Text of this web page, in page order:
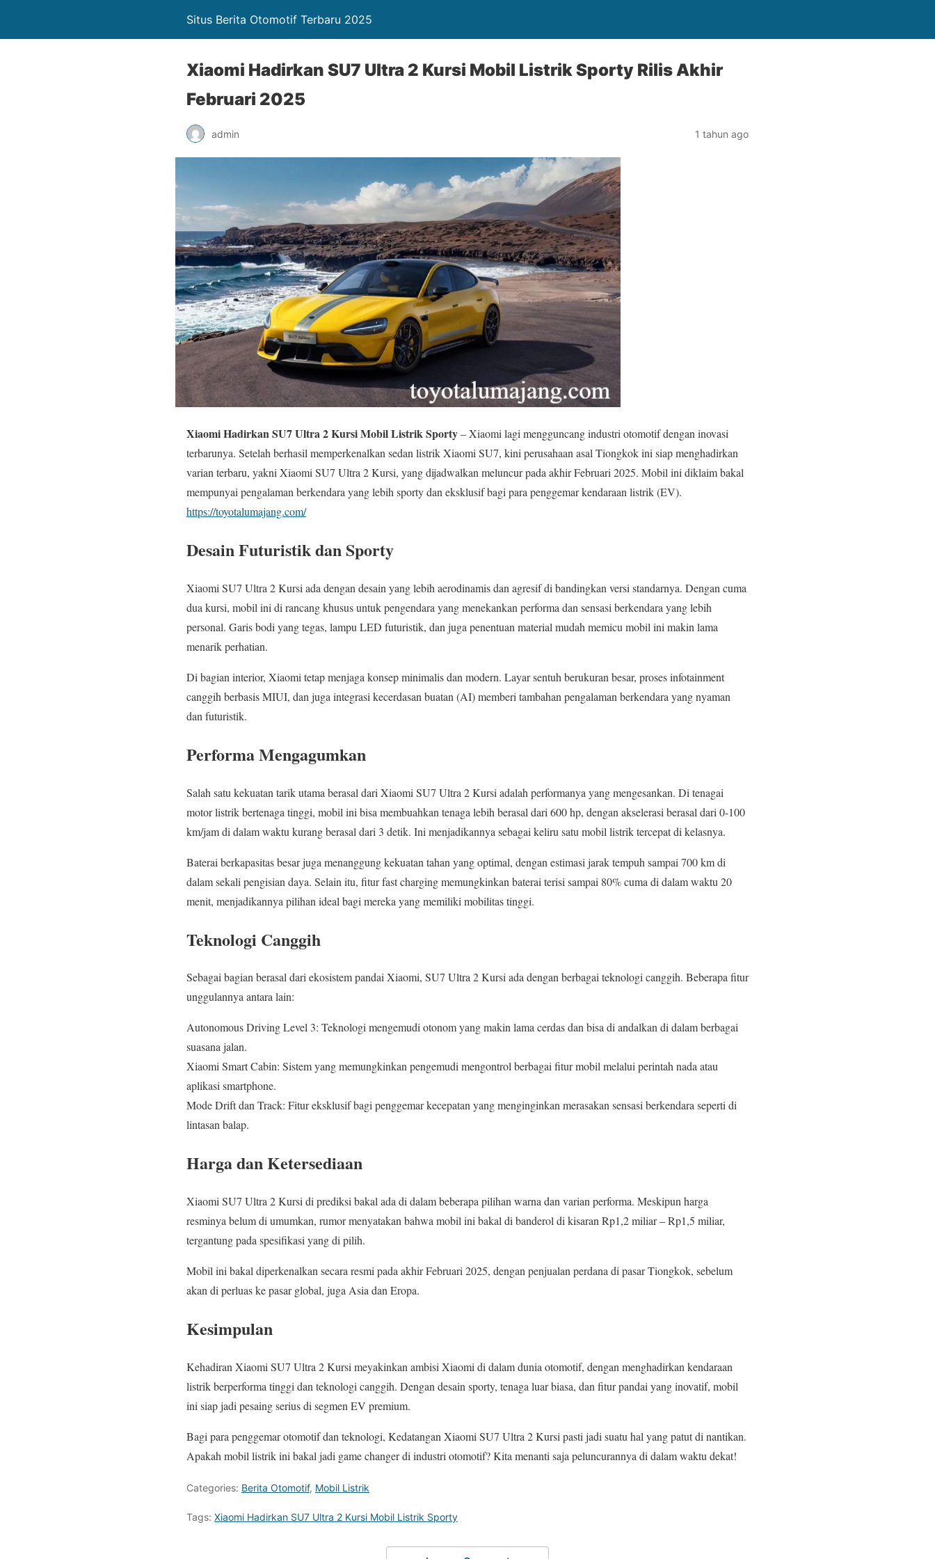
Situs Berita Otomotif Terbaru 2025
Xiaomi Hadirkan SU7 Ultra 2 Kursi Mobil Listrik Sporty Rilis Akhir
Februari 2025
admin 1 tahun ago
Xiaomi Hadirkan SU7 Ultra 2 Kursi Mobil Listrik Sporty– Xiaomi lagi mengguncang industri otomotif dengan inovasi
terbarunya. Setelah berhasil memperkenalkan sedan listrik Xiaomi SU7, kini perusahaan asal Tiongkok ini siap menghadirkan
varian terbaru, yakni Xiaomi SU7 Ultra 2 Kursi, yang dijadwalkan meluncur pada akhir Februari 2025. Mobil ini diklaim bakal
mempunyai pengalaman berkendara yang lebih sporty dan eksklusif bagi para penggemar kendaraan listrik (EV).
https://toyotalumajang.com/
Desain Futuristik dan Sporty
Xiaomi SU7 Ultra 2 Kursi ada dengan desain yang lebih aerodinamis dan agresif di bandingkan versi standarnya. Dengan cuma
dua kursi, mobil ini di rancang khusus untuk pengendara yang menekankan performa dan sensasi berkendara yang lebih
personal. Garis bodi yang tegas, lampu LED futuristik, dan juga penentuan material mudah memicu mobil ini makin lama
menarik perhatian.
Di bagian interior, Xiaomi tetap menjaga konsep minimalis dan modern. Layar sentuh berukuran besar, proses infotainment
canggih berbasis MIUI, dan juga integrasi kecerdasan buatan (AI) memberi tambahan pengalaman berkendara yang nyaman
dan futuristik.
Performa Mengagumkan
Salah satu kekuatan tarik utama berasal dari Xiaomi SU7 Ultra 2 Kursi adalah performanya yang mengesankan. Di tenagai
motor listrik bertenaga tinggi, mobil ini bisa membuahkan tenaga lebih berasal dari 600 hp, dengan akselerasi berasal dari 0-100
km/jam di dalam waktu kurang berasal dari 3 detik. Ini menjadikannya sebagai keliru satu mobil listrik tercepat di kelasnya.
Baterai berkapasitas besar juga menanggung kekuatan tahan yang optimal, dengan estimasi jarak tempuh sampai 700 km di
dalam sekali pengisian daya. Selain itu, fitur fast charging memungkinkan baterai terisi sampai 80% cuma di dalam waktu 20
menit, menjadikannya pilihan ideal bagi mereka yang memiliki mobilitas tinggi.
Teknologi Canggih
Sebagai bagian berasal dari ekosistem pandai Xiaomi, SU7 Ultra 2 Kursi ada dengan berbagai teknologi canggih. Beberapa fitur
unggulannya antara lain:
Autonomous Driving Level 3: Teknologi mengemudi otonom yang makin lama cerdas dan bisa di andalkan di dalam berbagai
suasana jalan.
Xiaomi Smart Cabin: Sistem yang memungkinkan pengemudi mengontrol berbagai fitur mobil melalui perintah nada atau
aplikasi smartphone.
Mode Drift dan Track: Fitur eksklusif bagi penggemar kecepatan yang menginginkan merasakan sensasi berkendara seperti di
lintasan balap.
Harga dan Ketersediaan
Xiaomi SU7 Ultra 2 Kursi di prediksi bakal ada di dalam beberapa pilihan warna dan varian performa. Meskipun harga
resminya belum di umumkan, rumor menyatakan bahwa mobil ini bakal di banderol di kisaran Rp1,2 miliar – Rp1,5 miliar,
tergantung pada spesifikasi yang di pilih.
Mobil ini bakal diperkenalkan secara resmi pada akhir Februari 2025, dengan penjualan perdana di pasar Tiongkok, sebelum
akan di perluas ke pasar global, juga Asia dan Eropa.
Kesimpulan
Kehadiran Xiaomi SU7 Ultra 2 Kursi meyakinkan ambisi Xiaomi di dalam dunia otomotif, dengan menghadirkan kendaraan
listrik berperforma tinggi dan teknologi canggih. Dengan desain sporty, tenaga luar biasa, dan fitur pandai yang inovatif, mobil
ini siap jadi pesaing serius di segmen EV premium.
Bagi para penggemar otomotif dan teknologi, Kedatangan Xiaomi SU7 Ultra 2 Kursi pasti jadi suatu hal yang patut di nantikan.
Apakah mobil listrik ini bakal jadi game changer di industri otomotif? Kita menanti saja peluncurannya di dalam waktu dekat!
Categories: Berita Otomotif, Mobil Listrik
Tags: Xiaomi Hadirkan SU7 Ultra 2 Kursi Mobil Listrik Sporty